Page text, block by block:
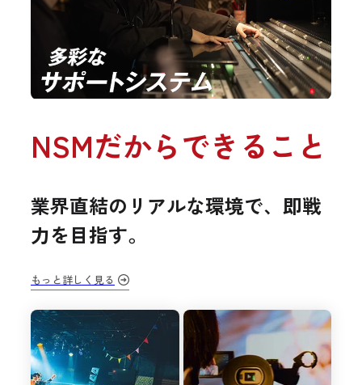
NSMだからできること
業界直結のリアルな環境で、即戦
力を目指す。
もっと詳しく見る